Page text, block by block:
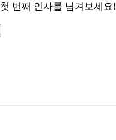
첫 번째 인사를 남겨보세요!